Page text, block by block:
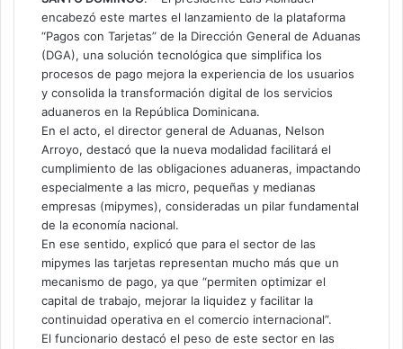
encabezó este martes el lanzamiento de la plataforma
“Pagos con Tarjetas” de la Dirección General de Aduanas
(DGA), una solución tecnológica que simplifica los
procesos de pago mejora la experiencia de los usuarios
y consolida la transformación digital de los servicios
aduaneros en la República Dominicana.
En el acto, el director general de Aduanas, Nelson
Arroyo, destacó que la nueva modalidad facilitará el
cumplimiento de las obligaciones aduaneras, impactando
especialmente a las micro, pequeñas y medianas
empresas (mipymes), consideradas un pilar fundamental
de la economía nacional.
En ese sentido, explicó que para el sector de las
mipymes las tarjetas representan mucho más que un
mecanismo de pago, ya que “permiten optimizar el
capital de trabajo, mejorar la liquidez y facilitar la
continuidad operativa en el comercio internacional”.
El funcionario destacó el peso de este sector en las